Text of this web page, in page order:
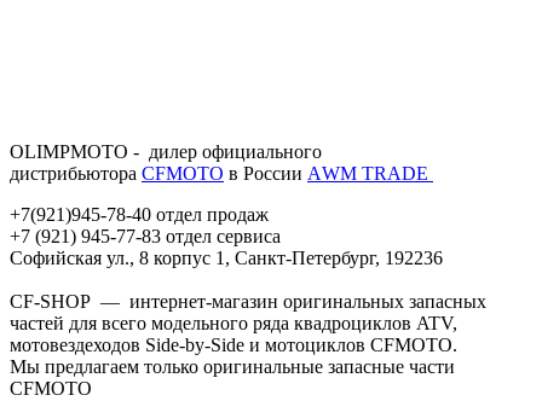
OLIMPMOTO - дилер официального
дистрибьютора CFMOTO в России АWМ TRADE
+7(921)945-78-40 отдел продаж
+7 (921) 945-77-83 отдел сервиса
Софийская ул., 8 корпус 1, Санкт-Петербург, 192236
CF-SHOP — интернет-магазин оригинальных запасных
частей для всего модельного ряда квадроциклов ATV,
мотовездеходов Side-by-Side и мотоциклов CFMOTO.
Мы предлагаем только оригинальные запасные части
CFMOTO